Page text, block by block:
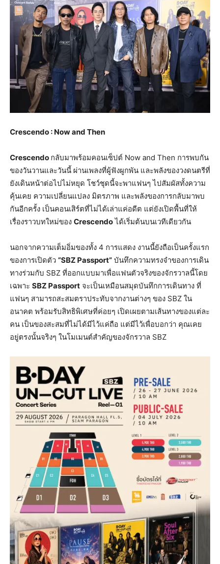
Crescendo : Now and Then
Crescendo กลับมาพร้อมคอนเซ็ปต์ Now and Then การพบกัน
ของวันวานและวันนี้ ผ่านเพลงที่ผู้ฟังผูกพัน และพลังของวงดนตรีที่
ยังเดินหน้าต่อไปไม่หยุด โชว์ชุดนี้จะพาแฟนๆ ไปสัมผัสทั้งความ
คุ้นเคย ความเปลี่ยนแปลง มิตรภาพ และพลังของการกลับมาพบ
กันอีกครั้ง เป็นคอนเสิร์ตที่ไม่ได้เล่าแค่อดีต แต่ยังเปิดพื้นที่ให้
เรื่องราวบทใหม่ของ Crescendoได้เริ่มต้นบนเวทีเดียวกัน
นอกจากความเต็มอิ่มของทั้ง 4 การแสดง งานนี้ยังถือเป็นครั้งแรก
ของการเปิดตัว “SBZ Passport” บันทึกความทรงจำของการเดิน
ทางร่วมกับ SBZ ที่ออกแบบมาเพื่อแฟนตัวจริงของจักรวาลนี้โดย
เฉพาะ SBZ Passport จะเป็นเหมือนสมุดบันทึกการเดินทาง ที่
แฟนๆ สามารถสะสมตราประทับจากงานต่างๆ ของ SBZ ใน
อนาคต พร้อมรับสิทธิพิเศษที่ค่อยๆ เปิดเผยตามเส้นทางของแต่ละ
คน เป็นของสะสมที่ไม่ได้มีไว้แค่ถือ แต่มีไว้เพื่อบอกว่า คุณเคย
อยู่ตรงนั้นจริงๆ ในโมเมนต์สำคัญของจักรวาล SBZ